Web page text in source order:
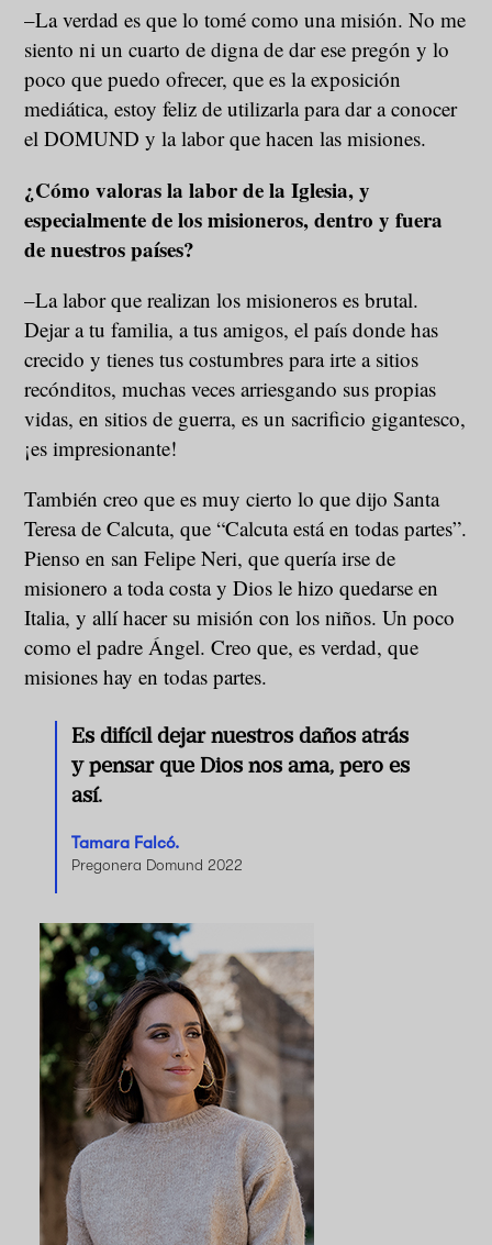
–La verdad es que lo tomé como una misión. No me
siento ni un cuarto de digna de dar ese pregón y lo
poco que puedo ofrecer, que es la exposición
mediática, estoy feliz de utilizarla para dar a conocer
el DOMUND y la labor que hacen las misiones.
¿Cómo valoras la labor de la Iglesia, y
especialmente de los misioneros, dentro y fuera
de nuestros países?
–La labor que realizan los misioneros es brutal.
Dejar a tu familia, a tus amigos, el país donde has
crecido y tienes tus costumbres para irte a sitios
recónditos, muchas veces arriesgando sus propias
vidas, en sitios de guerra, es un sacrificio gigantesco,
¡es impresionante!
También creo que es muy cierto lo que dijo Santa
Teresa de Calcuta, que “Calcuta está en todas partes”.
Pienso en san Felipe Neri, que quería irse de
misionero a toda costa y Dios le hizo quedarse en
Italia, y allí hacer su misión con los niños. Un poco
como el padre Ángel. Creo que, es verdad, que
misiones hay en todas partes.
Es difícil dejar nuestros daños atrás
y pensar que Dios nos ama, pero es
así.
Tamara Falcó.
Pregonera Domund 2022